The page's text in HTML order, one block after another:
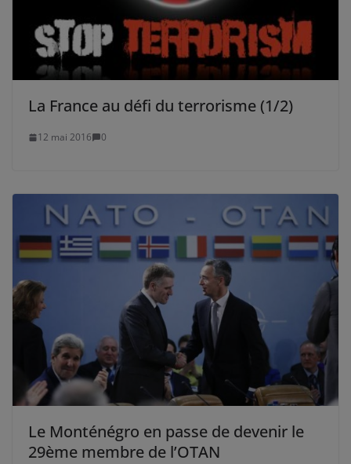
La France au défi du terrorisme (1/2)
12 mai 2016 0
Le Monténégro en passe de devenir le
29ème membre de l’OTAN